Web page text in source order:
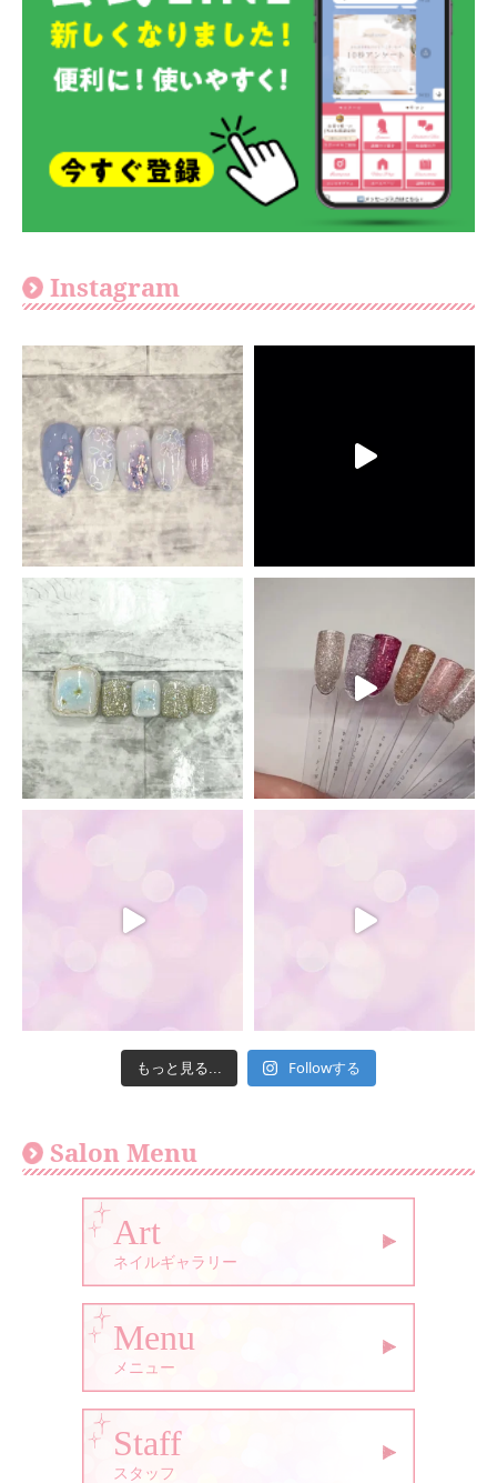
Instagram
もっと見る... Followする
Salon Menu
Art
ネイルギャラリー
Menu
メニュー
Staff
スタッフ